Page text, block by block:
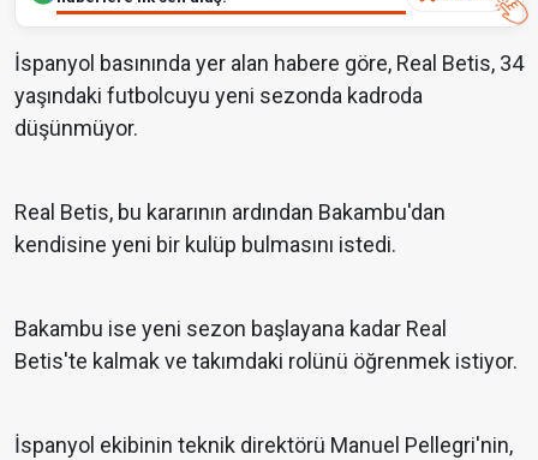
İspanyol basınında yer alan habere göre, Real Betis, 34
yaşındaki futbolcuyu yeni sezonda kadroda
düşünmüyor.
Real Betis, bu kararının ardından Bakambu'dan
kendisine yeni bir kulüp bulmasını istedi.
Bakambu ise yeni sezon başlayana kadar Real
Betis'te kalmak ve takımdaki rolünü öğrenmek istiyor.
İspanyol ekibinin teknik direktörü Manuel Pellegri'nin,